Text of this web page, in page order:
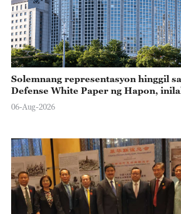
Solemnang representasyon hinggil
Defense White Paper ng Hapon,
06-Aug-2026